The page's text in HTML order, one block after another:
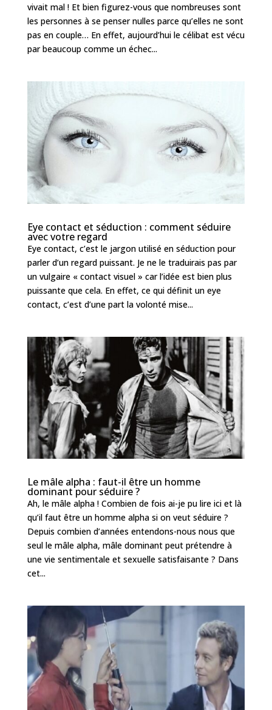
vivait mal ! Et bien figurez-vous que nombreuses sont
les personnes à se penser nulles parce qu’elles ne sont
pas en couple… En effet, aujourd’hui le célibat est vécu
par beaucoup comme un échec...
Eye contact et séduction : comment séduire
avec votre regard
Eye contact, c’est le jargon utilisé en séduction pour
parler d’un regard puissant. Je ne le traduirais pas par
un vulgaire « contact visuel » car l’idée est bien plus
puissante que cela. En effet, ce qui définit un eye
contact, c’est d’une part la volonté mise...
Le mâle alpha : faut-il être un homme
dominant pour séduire ?
Ah, le mâle alpha ! Combien de fois ai-je pu lire ici et là
qu’il faut être un homme alpha si on veut séduire ?
Depuis combien d’années entendons-nous nous que
seul le mâle alpha, mâle dominant peut prétendre à
une vie sentimentale et sexuelle satisfaisante ? Dans
cet...